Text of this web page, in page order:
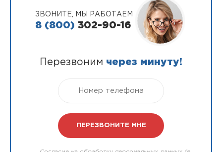
ЗВОНИТЕ, МЫ РАБОТАЕМ
8 (800) 302-90-16
Перезвоним через минуту!